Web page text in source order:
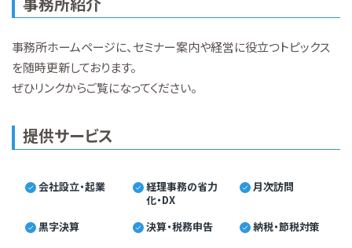
事務所ホームページに、セミナー案内や経営に役立つトピックス
を随時更新しております。
ぜひリンクからご覧になってください。
提供サービス
会社設立・起業
経理事務の省力
化・DX
月次訪問
黒字決算 決算・税務申告
納税・節税対策